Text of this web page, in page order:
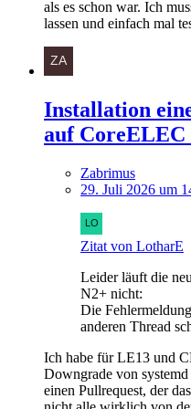
als es schon war. Ich
lassen und einfach mal
Installation
auf CoreELEC
Zabrimus
29. Juli 2026 um
Zitat von LotharE
Leider läuft die
N2+ nicht:
Die
anderen Thread
Ich habe für LE13 und
Downgrade von
einen Pullrequest, der